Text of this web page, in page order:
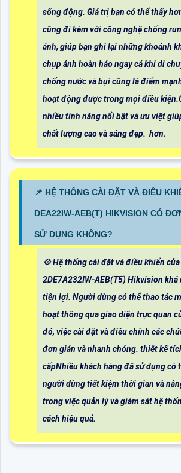
sống động. Giá trị bạn có thể thấy
cũng đi kèm với công nghệ chống
ảnh, giúp bạn ghi lại những khoảnh
chụp ảnh hoàn hảo ngay cả khi di
chống nước và bụi cũng là điểm
hoạt động được trong mọi điều
nhiều tính năng nổi bật và ưu việt
chất lượng cao và sáng đẹp. hơn.
📌 HỆ THỐNG CÀI ĐẶT VÀ ĐIỀU
DEA22IW-AEB(T) HIKVISION CÓ
SỬ DỤNG KHÔNG?
💠 Hệ thống cài đặt và điều khiển của
2DE7A232IW-AEB(T5) Hikvision khá
tiện lợi. Người dùng có thể thao tác
hoạt thông qua giao diện trực quan
đó, việc cài đặt và điều chỉnh các
đơn giản và nhanh chóng. thiết kế
cấpNhiều khách hàng đã sử dụng có
người dùng tiết kiệm thời gian và
trong việc quản lý và giám sát hệ
cách hiệu quả.